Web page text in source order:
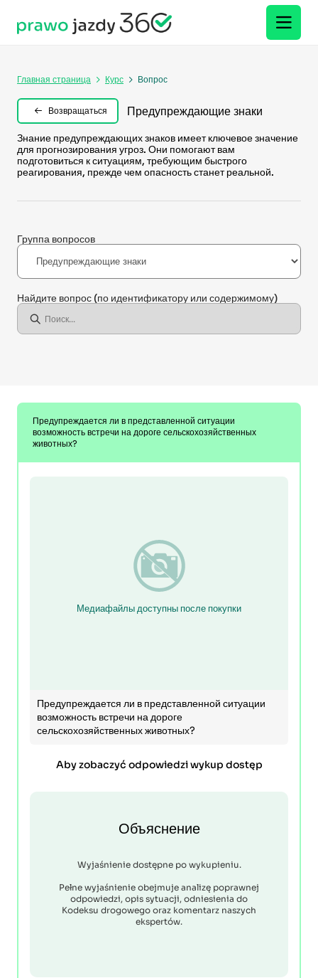
Главная страница Курс Вопрос
Возвращаться Предупреждающие знаки
Знание предупреждающих знаков имеет ключевое значение
для прогнозирования угроз. Они помогают вам
подготовиться к ситуациям, требующим быстрого
реагирования, прежде чем опасность станет реальной.
Группа вопросов
Найдите вопрос (по идентификатору или содержимому)
Предупреждается ли в представленной ситуации
возможность встречи на дороге сельскохозяйственных
животных?
Медиафайлы доступны после покупки
Предупреждается ли в представленной ситуации
возможность встречи на дороге
сельскохозяйственных животных?
Aby zobaczyć odpowiedzi wykup dostęp
Объяснение
Wyjaśnienie dostępne po wykupieniu.
Pełne wyjaśnienie obejmuje analizę poprawnej
odpowiedzi, opis sytuacji, odniesienia do
Kodeksu drogowego oraz komentarz naszych
ekspertów.